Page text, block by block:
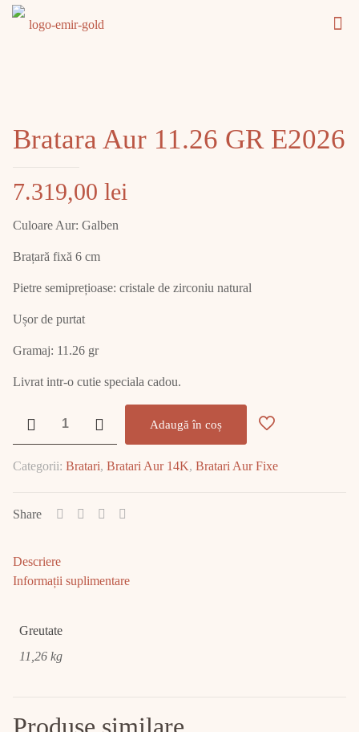
Bratara Aur 11.26 GR E2026
7.319,00 lei
Culoare Aur: Galben
Brațară fixă 6 cm
Pietre semiprețioase: cristale de zirconiu natural
Ușor de purtat
Gramaj: 11.26 gr
Livrat intr-o cutie speciala cadou.
Bratara
11.26
E2026
Adaugă în coș
Categorii: Bratari, Bratari Aur 14K, Bratari Aur Fixe
Share
Descriere
Informații suplimentare
Greutate
11,26 kg